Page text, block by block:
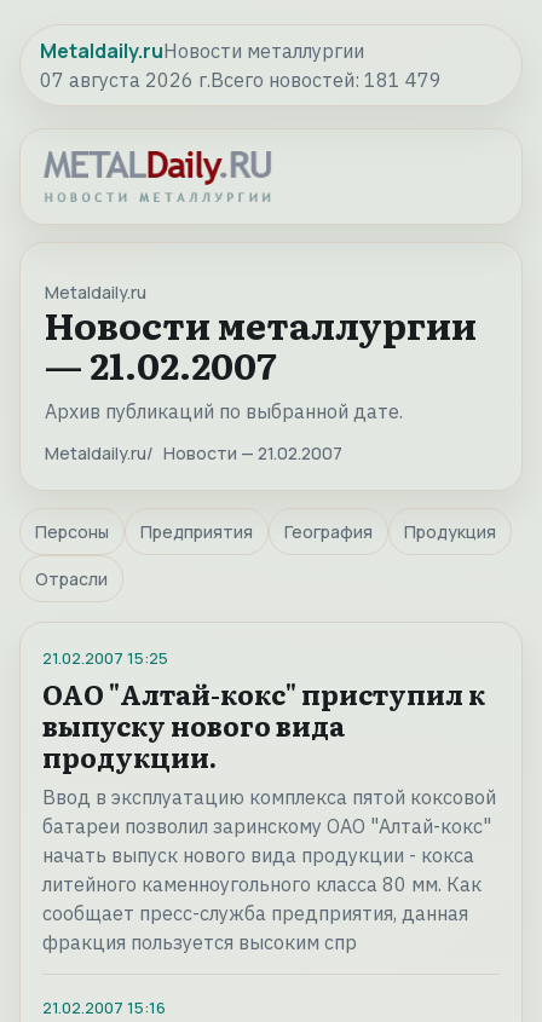
Metaldaily.ruНовости металлургии
07 августа 2026 г.Всего новостей: 181 479
Metaldaily.ru
Новости металлургии
— 21.02.2007
Архив публикаций по выбранной дате.
Metaldaily.ru Новости — 21.02.2007
Персоны Предприятия География Продукция
Отрасли
21.02.2007 15:25
ОАО "Алтай-кокс" приступил к
выпуску нового вида
продукции.
Ввод в эксплуатацию комплекса пятой коксовой
батареи позволил заринскому ОАО "Алтай-кокс"
начать выпуск нового вида продукции - кокса
литейного каменноугольного класса 80 мм. Как
сообщает пресс-служба предприятия, данная
фракция пользуется высоким спр
21.02.2007 15:16